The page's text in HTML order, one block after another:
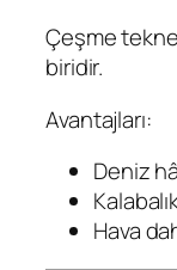
Çeşme
biridir.
Avantajları:
Deniz
Hava